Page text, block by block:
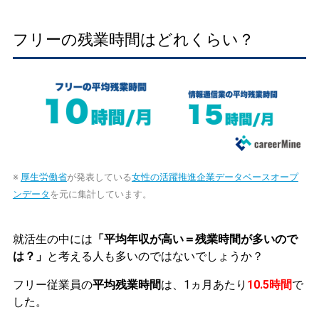
フリーの残業時間はどれくらい？
※ 厚生労働省が発表している女性の活躍推進企業データベースオープ
ンデータ を元に集計しています。
就活生の中には 「平均年収が高い＝残業時間が多いので
は？」 と考える人も多いのではないでしょうか？
フリー従業員の平均残業時間は、1ヵ月あたり 10.5時間で
した。